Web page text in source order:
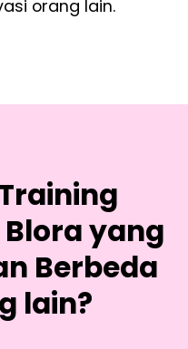
orang lain.
yang
Berbeda
lain?